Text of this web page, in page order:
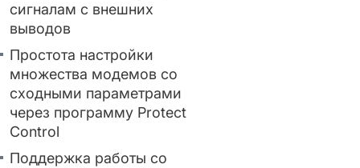
сигналам с внешних
выводов
Простота настройки
множества модемов со
сходными параметрами
через программу Protect
Control
Поддержка работы со